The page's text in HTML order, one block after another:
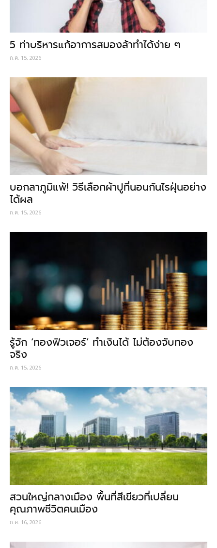
5 ท่าบริหารแก้อาการสมองล้าทำได้ง่าย ๆ
ก.ค. 15, 2026
บอกลาภูมิแพ้! วิธีเลือกผ้าปูที่นอนกันไรฝุ่นอย่าง
ได้ผล
ก.ค. 15, 2026
รู้จัก ‘ทองฟิวเจอร์’ ทำเงินได้ ไม่ต้องจับทอง
จริง
ก.ค. 15, 2026
สวนใหญ่กลางเมือง พื้นที่สีเขียวที่เปลี่ยน
คุณภาพชีวิตคนเมือง
ก.ค. 16, 2026